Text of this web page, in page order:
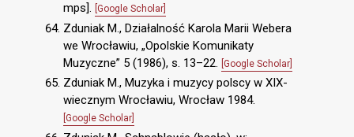
mps]. [Google Scholar]
Zduniak M., Działalność Karola Marii Webera
we Wrocławiu, „Opolskie Komunikaty
Muzyczne” 5 (1986), s. 13–22. [Google Scholar]
Zduniak M., Muzyka i muzycy polscy w XIX-
wiecznym Wrocławiu, Wrocław 1984.
[Google Scholar]